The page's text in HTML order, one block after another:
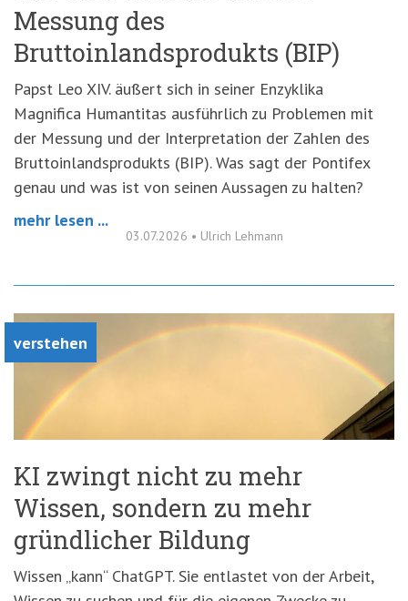
Messung des
Bruttoinlandsprodukts (BIP)
Papst Leo XIV. äußert sich in seiner Enzyklika
Magnifica Humantitas ausführlich zu Problemen mit
der Messung und der Interpretation der Zahlen des
Bruttoinlandsprodukts (BIP). Was sagt der Pontifex
genau und was ist von seinen Aussagen zu halten?
mehr lesen ...
03.07.2026 • Ulrich Lehmann
verstehen
KI zwingt nicht zu mehr
Wissen, sondern zu mehr
gründlicher Bildung
Wissen „kann“ ChatGPT. Sie entlastet von der Arbeit,